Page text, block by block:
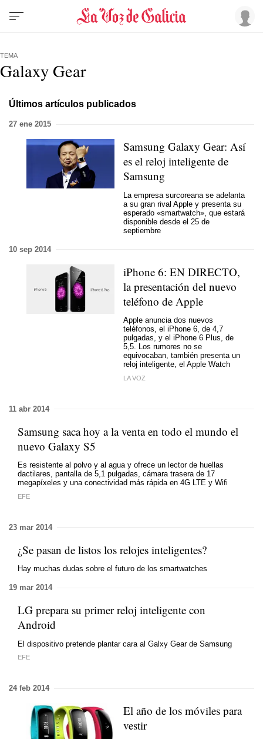
TEMA
Galaxy Gear
Últimos artículos publicados
27 ene 2015
Samsung Galaxy Gear: Así
es el reloj inteligente de
Samsung
La empresa surcoreana se adelanta
a su gran rival Apple y presenta su
esperado «smartwatch» , que estará
disponible desde el 25 de
septiembre
10 sep 2014
iPhone 6: EN DIRECTO,
la presentación del nuevo
teléfono de Apple
Apple anuncia dos nuevos
teléfonos, el iPhone 6, de 4,7
pulgadas, y el iPhone 6 Plus, de
5,5. Los rumores no se
equivocaban, también presenta un
reloj inteligente, el Apple Watch
LA VOZ
11 abr 2014
Samsung saca hoy a la venta en todo el mundo el
nuevo Galaxy S5
Es resistente al polvo y al agua y ofrece un lector de huellas
dactilares, pantalla de 5,1 pulgadas, cámara trasera de 17
megapíxeles y una conectividad más rápida en 4G LTE y Wifi
EFE
23 mar 2014
¿Se pasan de listos los relojes inteligentes?
Hay muchas dudas sobre el futuro de los smartwatches
19 mar 2014
LG prepara su primer reloj inteligente con
Android
El dispositivo pretende plantar cara al Galxy Gear de Samsung
EFE
24 feb 2014
El año de los móviles para
vestir